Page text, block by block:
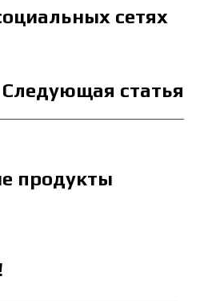
сетях
Следующая статья
продукты